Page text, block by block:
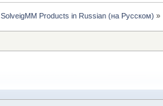
SolveigMM Products in Russian (на Русском) »